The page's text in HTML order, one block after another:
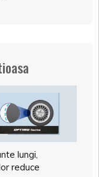
lungi,
reduce